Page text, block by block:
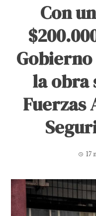
Con
la obra
Fuerzas
17